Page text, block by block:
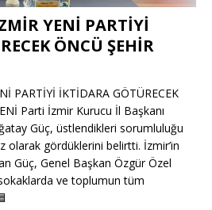
YENİ PARTİYİ
ÖNCÜ ŞEHİR
PARTİYİ İKTİDARA GÖTÜRECEK
Parti İzmir Kurucu İl Başkanı
Güç, üstlendikleri sorumluluğu
olarak gördüklerini belirtti. İzmir’in
Güç, Genel Başkan Özgür Özel
ve toplumun tüm